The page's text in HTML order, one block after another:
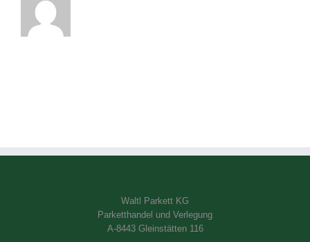
Waltl Parkett KG
Parketthandel und Verlegung
A-8443 Gleinstätten 116